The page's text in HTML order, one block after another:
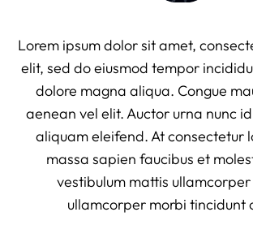
Lorem ipsum dolor sit amet,
elit, sed do eiusmod tempor
dolore magna aliqua. Congue
aenean vel elit. Auctor urna nunc
aliquam eleifend. At consectetur
massa sapien faucibus et
vestibulum mattis
ullamcorper morbi tincidunt